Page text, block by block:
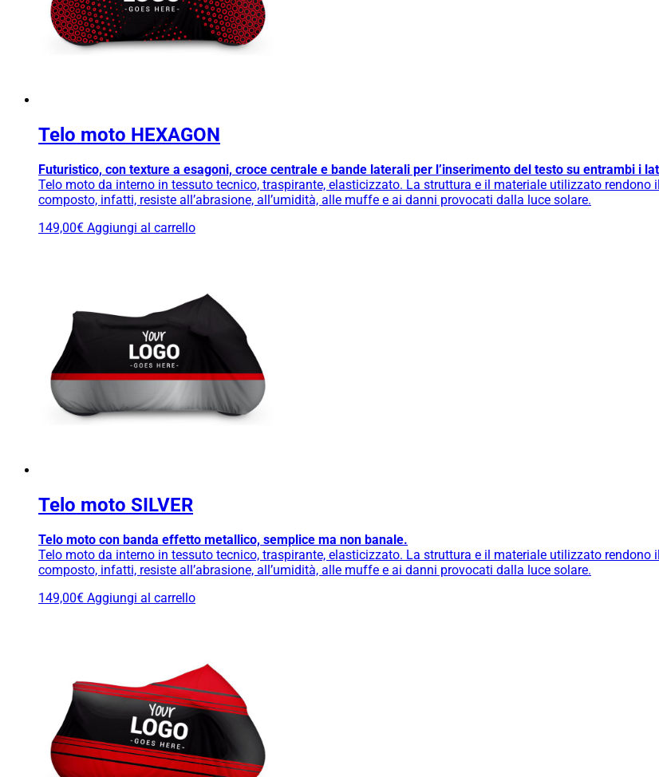
Telo moto HEXAGON
Futuristico, con texture a esagoni, croce centrale e bande laterali per l’inserimento del testo su entrambi i
Telo moto da interno in tessuto tecnico, traspirante, elasticizzato. La struttura e il materiale utilizzato
composto, infatti, resiste all’abrasione, all’umidità, alle muffe e ai danni provocati dalla luce solare.
149,00€ Aggiungi al carrello
Telo moto SILVER
Telo moto con banda effetto metallico, semplice ma non banale.
Telo moto da interno in tessuto tecnico, traspirante, elasticizzato. La struttura e il materiale utilizzato
composto, infatti, resiste all’abrasione, all’umidità, alle muffe e ai danni provocati dalla luce solare.
149,00€ Aggiungi al carrello